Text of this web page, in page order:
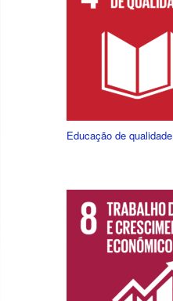
Educação de qualidade